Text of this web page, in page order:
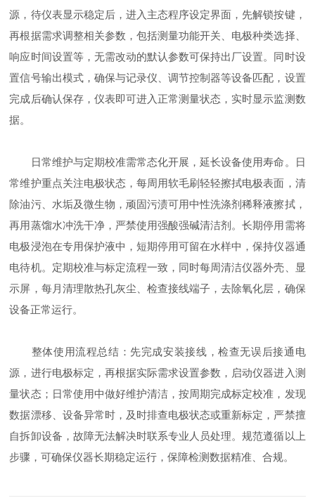
源，待仪表显示稳定后，进入主态程序设定界面，先解锁按键，
再根据需求调整相关参数，包括测量功能开关、电极种类选择、
响应时间设置等，无需改动的默认参数可保持出厂设置。同时设
置信号输出模式，确保与记录仪、调节控制器等设备匹配，设置
完成后确认保存，仪表即可进入正常测量状态，实时显示监测数
据。
日常维护与定期校准需常态化开展，延长设备使用寿命。日
常维护重点关注电极状态，每周用软毛刷轻轻擦拭电极表面，清
除油污、水垢及微生物，顽固污渍可用中性洗涤剂稀释液擦拭，
再用蒸馏水冲洗干净，严禁使用强酸强碱清洁剂。长期停用需将
电极浸泡在专用保护液中，短期停用可留在水样中，保持仪器通
电待机。定期校准与标定流程一致，同时每周清洁仪器外壳、显
示屏，每月清理散热孔灰尘、检查接线端子，去除氧化层，确保
设备正常运行。
整体使用流程总结：先完成安装接线，检查无误后接通电
源，进行电极标定，再根据实际需求设置参数，启动仪器进入测
量状态；日常使用中做好维护清洁，按周期完成标定校准，发现
数据漂移、设备异常时，及时排查电极状态或重新标定，严禁擅
自拆卸设备，故障无法解决时联系专业人员处理。规范遵循以上
步骤，可确保仪器长期稳定运行，保障检测数据精准、合规。